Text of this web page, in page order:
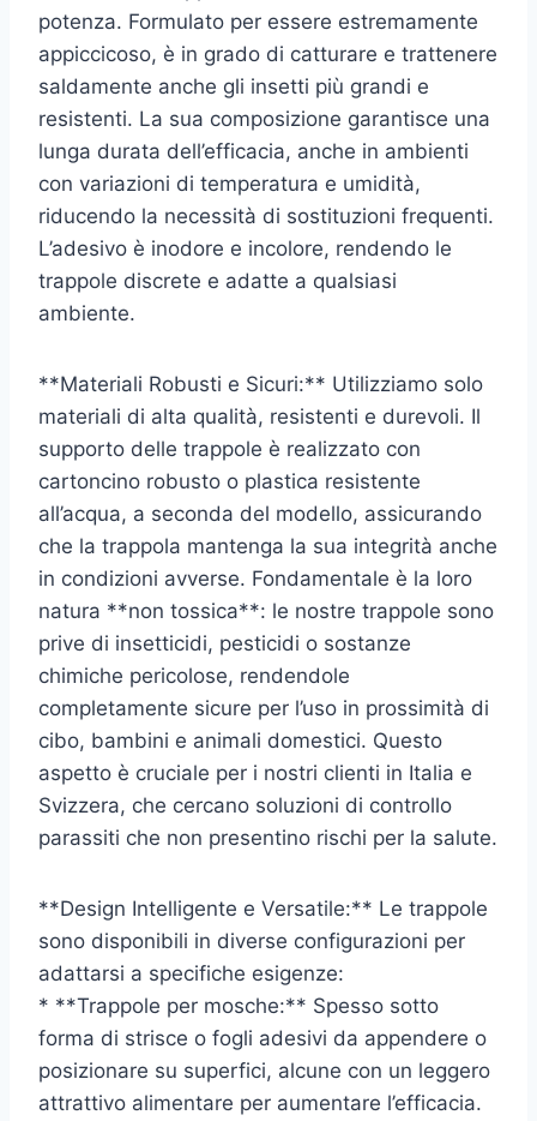
potenza. Formulato per essere estremamente
appiccicoso, è in grado di catturare e trattenere
saldamente anche gli insetti più grandi e
resistenti. La sua composizione garantisce una
lunga durata dell’efficacia, anche in ambienti
con variazioni di temperatura e umidità,
riducendo la necessità di sostituzioni frequenti.
L’adesivo è inodore e incolore, rendendo le
trappole discrete e adatte a qualsiasi
ambiente.
**Materiali Robusti e Sicuri:** Utilizziamo solo
materiali di alta qualità, resistenti e durevoli. Il
supporto delle trappole è realizzato con
cartoncino robusto o plastica resistente
all’acqua, a seconda del modello, assicurando
che la trappola mantenga la sua integrità anche
in condizioni avverse. Fondamentale è la loro
natura **non tossica**: le nostre trappole sono
prive di insetticidi, pesticidi o sostanze
chimiche pericolose, rendendole
completamente sicure per l’uso in prossimità di
cibo, bambini e animali domestici. Questo
aspetto è cruciale per i nostri clienti in Italia e
Svizzera, che cercano soluzioni di controllo
parassiti che non presentino rischi per la salute.
**Design Intelligente e Versatile:** Le trappole
sono disponibili in diverse configurazioni per
adattarsi a specifiche esigenze:
* **Trappole per mosche:** Spesso sotto
forma di strisce o fogli adesivi da appendere o
posizionare su superfici, alcune con un leggero
attrattivo alimentare per aumentare l’efficacia.